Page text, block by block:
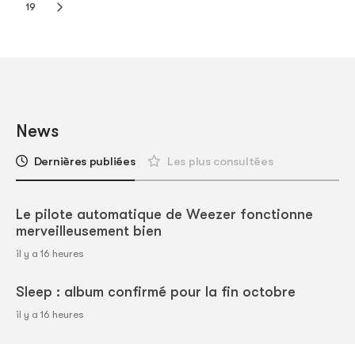
19
News
Dernières publiées Les plus consultées
Le pilote automatique de Weezer fonctionne
merveilleusement bien
il y a 16 heures
Sleep : album confirmé pour la fin octobre
il y a 16 heures